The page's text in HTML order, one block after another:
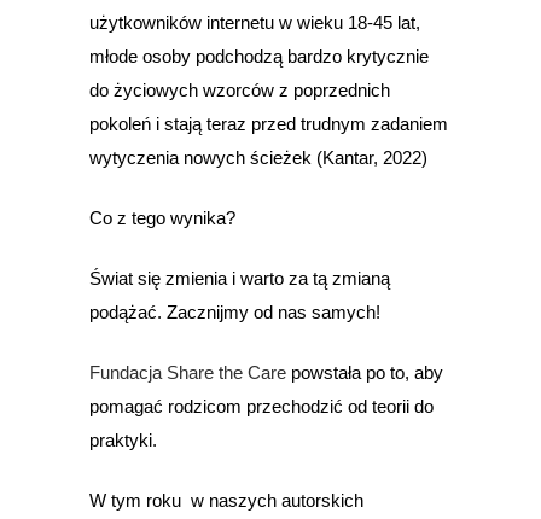
użytkowników internetu w wieku 18-45 lat,
młode osoby podchodzą bardzo krytycznie
do życiowych wzorców z poprzednich
pokoleń i stają teraz przed trudnym zadaniem
wytyczenia nowych ścieżek (Kantar, 2022)
Co z tego wynika?
Świat się zmienia i warto za tą zmianą
podążać. Zacznijmy od nas samych!
Fundacja Share the Care powstała po to, aby
pomagać rodzicom przechodzić od teorii do
praktyki.
W tym roku w naszych autorskich